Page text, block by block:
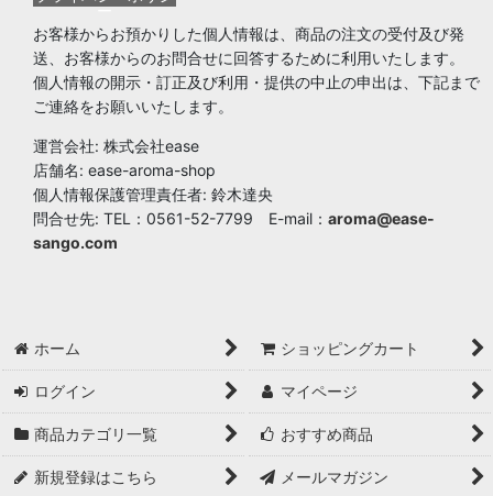
ー
お客様からお預かりした個人情報は、商品の注文の受付及び発
送、お客様からのお問合せに回答するために利用いたします。
個人情報の開示・訂正及び利用・提供の中止の申出は、下記まで
ご連絡をお願いいたします。
運営会社: 株式会社ease
店舗名: ease-aroma-shop
個人情報保護管理責任者: 鈴木達央
問合せ先: TEL：0561-52-7799 E-mail： aroma@ease-
sango.com
ホーム ショッピングカート
ログイン マイページ
商品カテゴリ一覧 おすすめ商品
新規登録はこちら メールマガジン